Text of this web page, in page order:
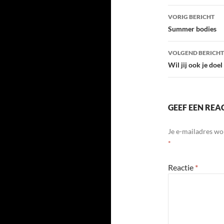
Bericht
navigatie
VORIG BERICHT
Summer bodies
VOLGEND BERICHT
Wil jij ook je doel
GEEF EEN
Je e-mailadres
*
Reactie *